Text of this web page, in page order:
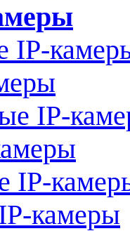
IP-
IP-
IP-
камеры